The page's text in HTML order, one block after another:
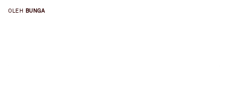
OLEH BUNGA